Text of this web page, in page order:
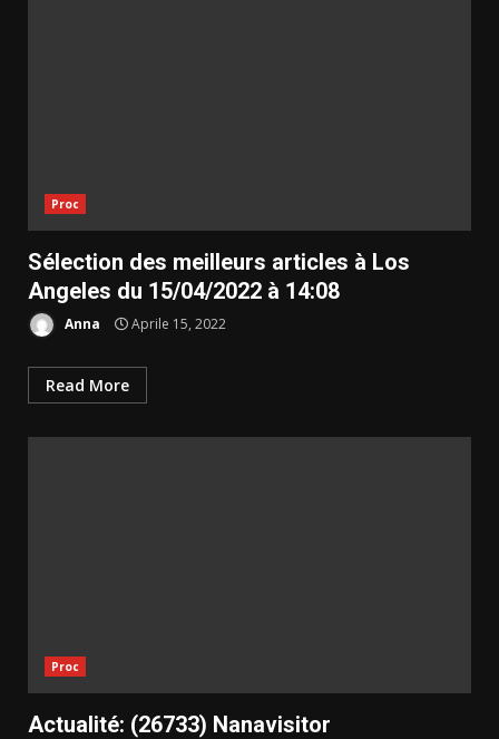
Proc
Sélection des meilleurs articles à Los
Angeles du 15/04/2022 à 14:08
Anna Aprile 15, 2022
Read More
Proc
Actualité: (26733) Nanavisitor